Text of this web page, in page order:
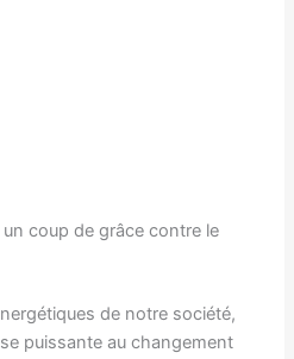
coup de grâce contre le
de notre société,
puissante au changement